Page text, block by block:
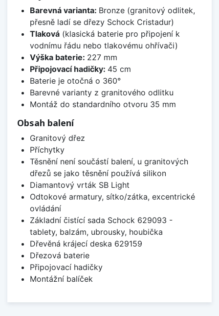
Barevná varianta: Bronze (granitový odlitek,
přesně ladí se dřezy Schock Cristadur)
Tlaková(klasická baterie pro připojení k
vodnímu řádu nebo tlakovému ohřívači)
Výška baterie: 227 mm
Připojovací hadičky: 45 cm
Baterie je otočná o 360°
Barevné varianty z granitového odlitku
Montáž do standardního otvoru 35 mm
Obsah balení
Granitový dřez
Příchytky
Těsnění není součástí balení, u granitových
dřezů se jako těsnění používá silikon
Diamantový vrták SB Light
Odtokové armatury, sítko/zátka, excentrické
ovládání
Základní čistící sada Schock 629093 -
tablety, balzám, ubrousky, houbička
Dřevěná krájecí deska 629159
Dřezová baterie
Připojovací hadičky
Montážní balíček